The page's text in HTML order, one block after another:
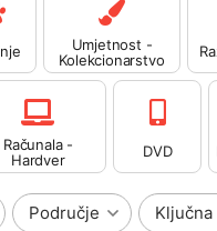
Umjetnost -
Kolekcionarstvo
Računala -
Hardver
DVD
Područje